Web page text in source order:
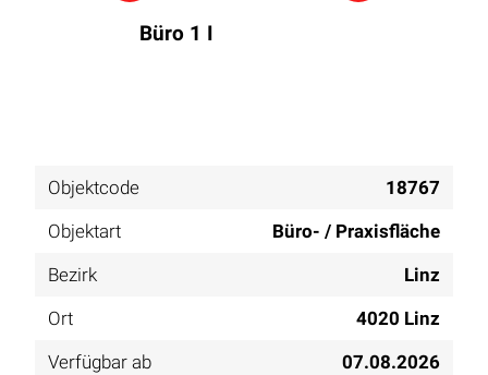
Büro 1 I
Objektcode
18767
Objektart
Büro- / Praxisfläche
Bezirk
Linz
Ort
4020 Linz
Verfügbar ab
07.08.2026